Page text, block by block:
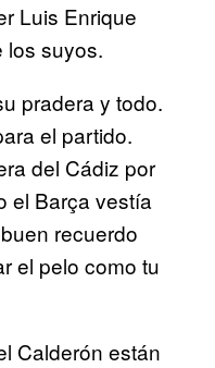
Luis Enrique
los suyos.
pradera y todo.
el partido.
del Cádiz por
el Barça vestía
recuerdo
el pelo como tu
Calderón están